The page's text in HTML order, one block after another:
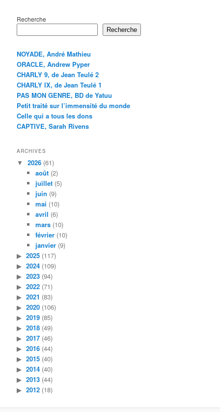
Recherche
Recherche
NOYADE, André Mathieu
ORACLE, Andrew Pyper
CHARLY 9, de Jean Teulé 2
CHARLY IX, de Jean Teulé 1
PAS MON GENRE, BD de Yatuu
Petit traité sur l’immensité du monde
Celle qui a tous les dons
CAPTIVE, Sarah Rivens
ARCHIVES
2026 (61)
août(2)
juillet(5)
juin (9)
mai (10)
avril (6)
mars(10)
février(10)
janvier(9)
2025 (117)
2024 (109)
2023 (94)
2022 (71)
2021 (83)
2020 (106)
2019 (85)
2018 (49)
2017 (46)
2016 (44)
2015 (40)
2014 (40)
2013 (44)
2012 (18)